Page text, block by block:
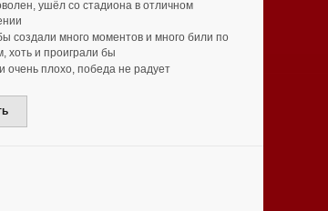
ушёл со стадиона в отличном
создали много моментов и много били по
хоть и проиграли бы
очень плохо, победа не радует